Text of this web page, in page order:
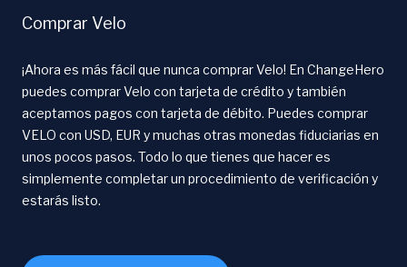
Comprar Velo
¡Ahora es más fácil que nunca comprar Velo! En ChangeHero
puedes comprar Velo con tarjeta de crédito y también
aceptamos pagos con tarjeta de débito. Puedes comprar
VELO con USD, EUR y muchas otras monedas fiduciarias en
unos pocos pasos. Todo lo que tienes que hacer es
simplemente completar un procedimiento de verificación y
estarás listo.